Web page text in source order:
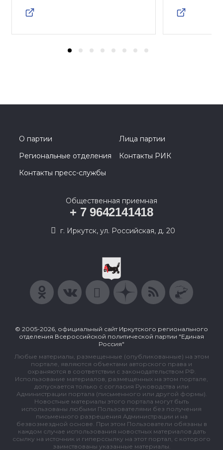
О партии
Лица партии
Региональные отделения
Контакты РИК
Контакты пресс-службы
Общественная приемная
+ 7 9642141418
г. Иркутск, ул. Российская, д. 20
© 2005-2026, официальный сайт Иркутского регионального
отделения Всероссийской политической партии "Единая
Россия"
Любые материалы, размещенные (опубликованные) на этом
портале, являются объектами авторского права и
охраняются в соответствии с законодательством РФ.
Использование материалов, размещенных на этом портале,
допускается только с согласия Руководства или
Администрации портала (письменного или другой формы).
Новостные материалы этого портала могут быть
использованы любыми Пользователями без получения
письменного разрешения Администрации и на
безвозмездной основе. При этом Пользователи обязаны в
каждом случае использования новостных материалов дать
ссылку на источник и гиперссылку на этот портал, с которого
заимствованы указанные материалы.